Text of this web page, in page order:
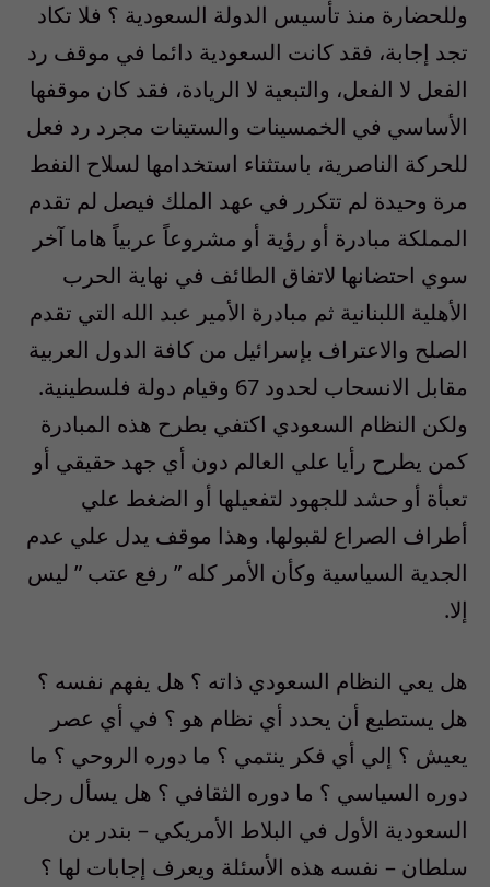
وللحضارة منذ تأسيس الدولة السعودية ؟ فلا تكاد
تجد إجابة، فقد كانت السعودية دائما في موقف رد
الفعل لا الفعل، والتبعية لا الريادة، فقد كان موقفها
الأساسي في الخمسينات والستينات مجرد رد فعل
للحركة الناصرية، باستثناء استخدامها لسلاح النفط
مرة وحيدة لم تتكرر في عهد الملك فيصل لم تقدم
المملكة مبادرة أو رؤية أو مشروعاً عربياً هاما آخر
سوي احتضانها لاتفاق الطائف في نهاية الحرب
الأهلية اللبنانية ثم مبادرة الأمير عبد الله التي تقدم
الصلح والاعتراف بإسرائيل من كافة الدول العربية
مقابل الانسحاب لحدود 67 وقيام دولة فلسطينية.
ولكن النظام السعودي اكتفي بطرح هذه المبادرة
كمن يطرح رأيا علي العالم دون أي جهد حقيقي أو
تعبأة أو حشد للجهود لتفعيلها أو الضغط علي
أطراف الصراع لقبولها. وهذا موقف يدل علي عدم
الجدية السياسية وكأن الأمر كله ” رفع عتب ” ليس
إلا.
هل يعي النظام السعودي ذاته ؟ هل يفهم نفسه ؟
هل يستطيع أن يحدد أي نظام هو ؟ في أي عصر
يعيش ؟ إلي أي فكر ينتمي ؟ ما دوره الروحي ؟ ما
دوره السياسي ؟ ما دوره الثقافي ؟ هل يسأل رجل
السعودية الأول في البلاط الأمريكي – بندر بن
سلطان – نفسه هذه الأسئلة ويعرف إجابات لها ؟